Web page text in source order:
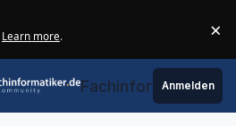
Learn more. ×
Fachinformatiker.de
Anmelden